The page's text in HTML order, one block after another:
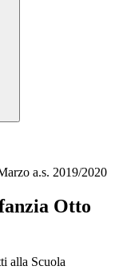
a.s. 2019/2020
Otto
alla Scuola